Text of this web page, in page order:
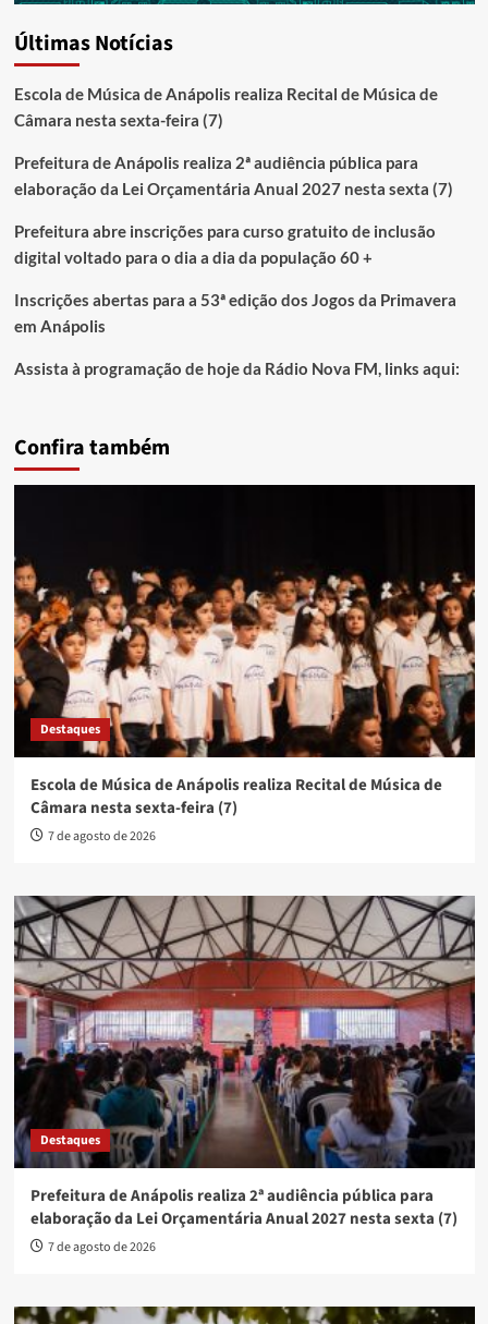
Últimas Notícias
Escola de Música de Anápolis realiza Recital de Música de
Câmara nesta sexta-feira (7)
Prefeitura de Anápolis realiza 2ª audiência pública para
elaboração da Lei Orçamentária Anual 2027 nesta sexta (7)
Prefeitura abre inscrições para curso gratuito de inclusão
digital voltado para o dia a dia da população 60 +
Inscrições abertas para a 53ª edição dos Jogos da Primavera
em Anápolis
Assista à programação de hoje da Rádio Nova FM, links aqui:
Confira também
Destaques
Escola de Música de Anápolis realiza Recital de Música de
Câmara nesta sexta-feira (7)
7 de agosto de 2026
Destaques
Prefeitura de Anápolis realiza 2ª audiência pública para
elaboração da Lei Orçamentária Anual 2027 nesta sexta (7)
7 de agosto de 2026